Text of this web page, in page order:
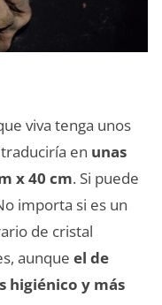
viva tenga unos
en unas
x 40 cm. Si puede
importa si es un
de cristal
aunque el de
higiénico y más